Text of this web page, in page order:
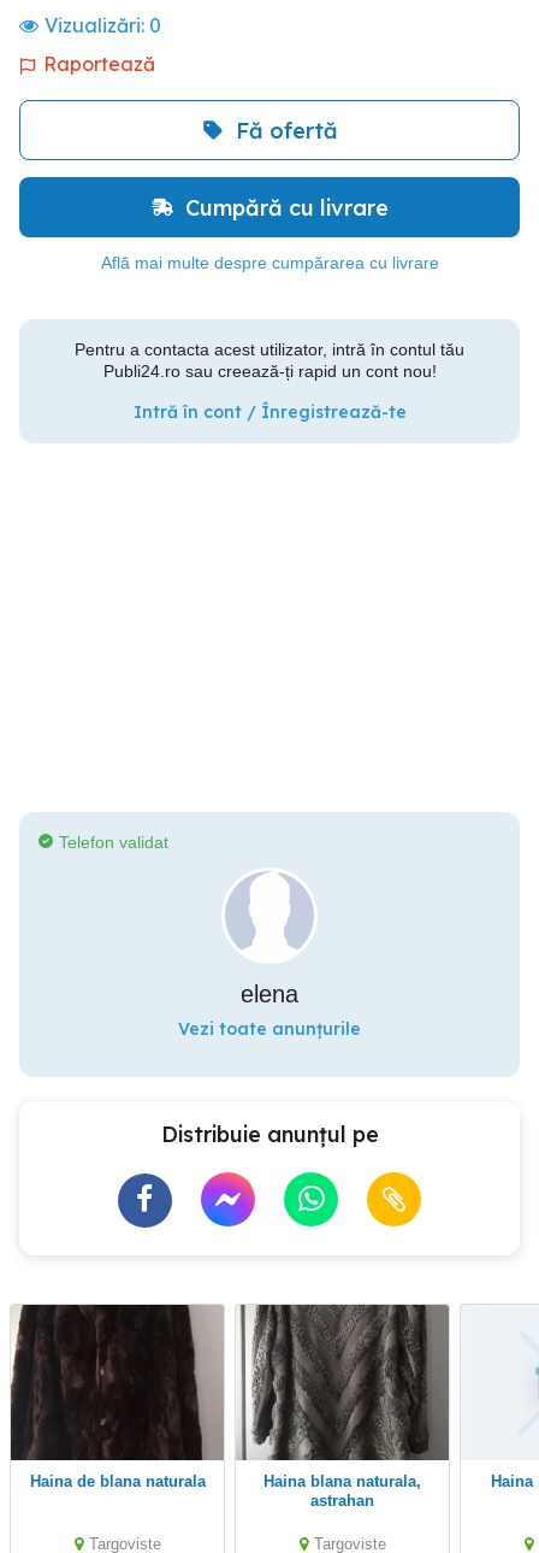
Vizualizări: 0
Raportează
Fă ofertă
Cumpără cu livrare
Află mai multe despre cumpărarea cu livrare
Pentru a contacta acest utilizator, intră în contul tău
Publi24.ro sau creează-ți rapid un cont nou!
Intră în cont / Înregistrează-te
Telefon validat
elena
Vezi toate anunțurile
Distribuie anunțul pe
Haina de blana naturala
Targoviste
Haina blana naturala,
astrahan
Targoviste
Haina blana naturala